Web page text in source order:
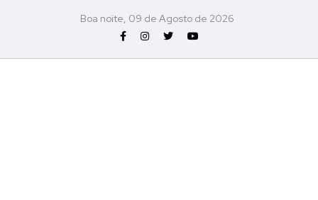
Boa noite, 09 de Agosto de 2026